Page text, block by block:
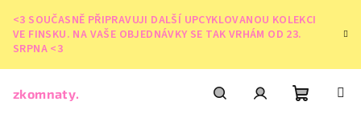
obsah
<3 SOUČASNĚ PŘIPRAVUJI DALŠÍ UPCYKLOVANOU KOLEKCI
VE FINSKU. NA VAŠE OBJEDNÁVKY SE TAK VRHÁM OD 23.
SRPNA <3
zkomnaty.